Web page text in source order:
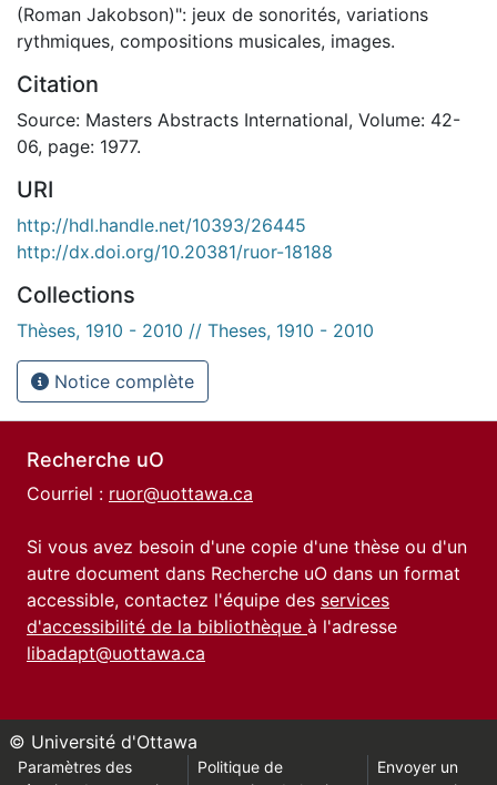
(Roman Jakobson)": jeux de sonorités, variations
rythmiques, compositions musicales, images.
Citation
Source: Masters Abstracts International, Volume: 42-
06, page: 1977.
URI
http://hdl.handle.net/10393/26445
http://dx.doi.org/10.20381/ruor-18188
Collections
Thèses, 1910 - 2010 // Theses, 1910 - 2010
Notice complète
Recherche uO
Courriel : ruor@uottawa.ca
Si vous avez besoin d'une copie d'une thèse ou d'un
autre document dans Recherche uO dans un format
accessible, contactez l'équipe des services
d'accessibilité de la bibliothèque à l'adresse
libadapt@uottawa.ca
© Université d'Ottawa
Paramètres des
Politique de
Envoyer un